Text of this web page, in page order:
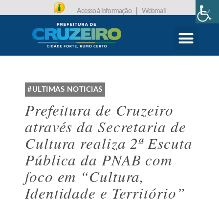
Acesso à informação Webmail
#ULTIMAS NOTICIAS
Prefeitura de Cruzeiro
através da Secretaria de
Cultura realiza 2ª Escuta
Pública da PNAB com
foco em “Cultura,
Identidade e Território”